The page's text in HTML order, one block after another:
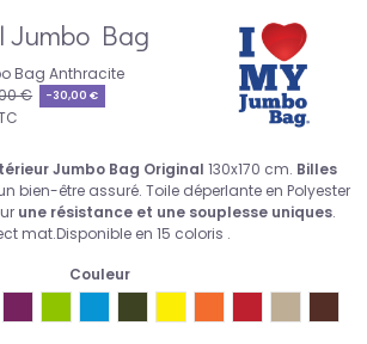
Jumbo Bag
Bag Anthracite
€ -30,00 €
Jumbo Bag Original 130x170 cm. Billes
bien-être assuré. Toile déperlante en Polyester
une résistance et une souplesse uniques.
mat.Disponible en 15 coloris .
Couleur